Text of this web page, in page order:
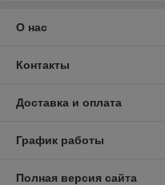
О нас
Контакты
Доставка и оплата
График работы
Полная версия сайта